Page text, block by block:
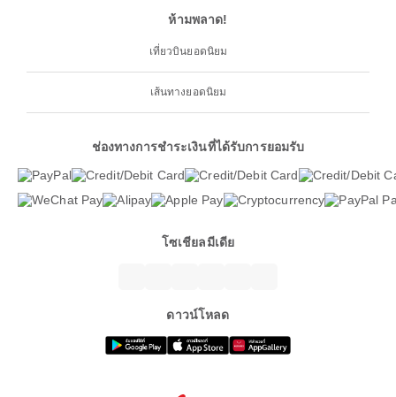
ห้ามพลาด!
เที่ยวบินยอดนิยม
เส้นทางยอดนิยม
ช่องทางการชำระเงินที่ได้รับการยอมรับ
โซเชียลมีเดีย
ดาวน์โหลด